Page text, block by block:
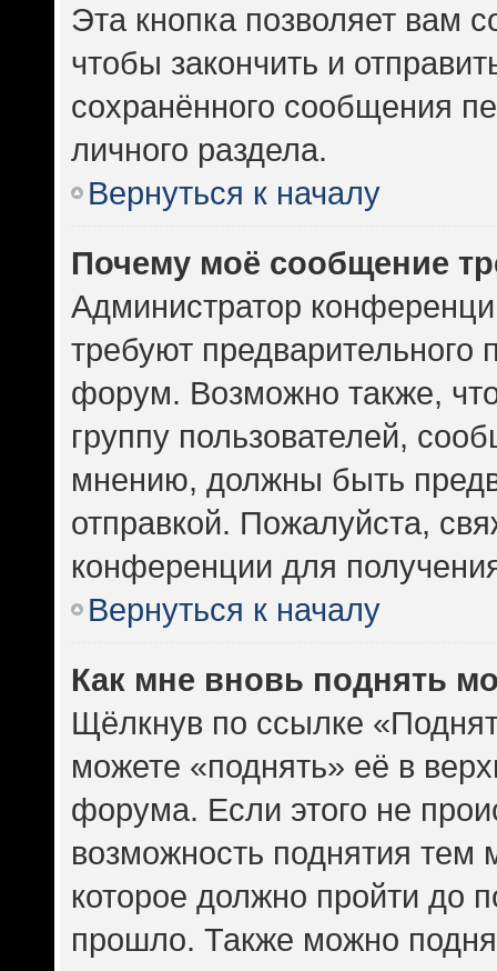
Эта кнопка позволяет вам
чтобы закончить и
сохранённого сообщения
личного раздела.
Вернуться к началу
Почему моё сообщение
Администратор
требуют предварительного
форум. Возможно также,
группу пользователей,
мнению, должны быть
отправкой. Пожалуйста,
конференции для
Вернуться к началу
Как мне вновь поднять
Щёлкнув по ссылке
можете «поднять» её в
форума. Если этого не
возможность поднятия тем
которое должно пройти до
прошло. Также можно